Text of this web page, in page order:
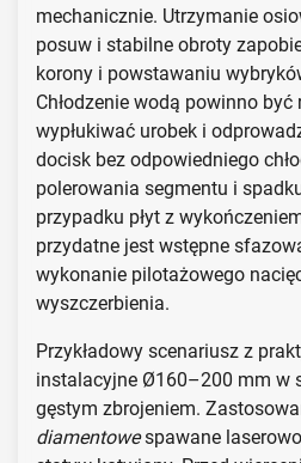
mechanicznie. Utrzymanie
posuw i stabilne obroty
korony i powstawaniu
Chłodzenie wodą powinno
wypłukiwać urobek i
docisk bez odpowiedniego
polerowania segmentu i
przypadku płyt z
przydatne jest wstępne
wykonanie pilotażowego
wyszczerbienia.
Przykładowy scenariusz z
instalacyjne Ø160–200 mm w
gęstym zbrojeniem.
diamentowespawane